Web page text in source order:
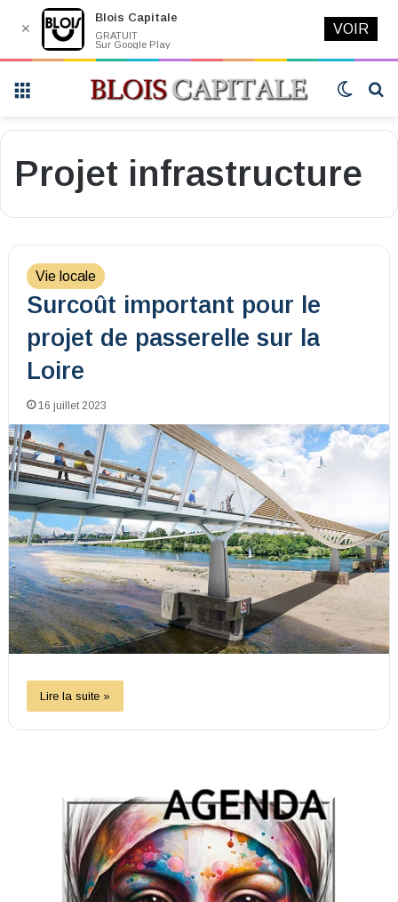
Switch
Projet infrastructure
Vie locale
Surcoût important pour le
projet de passerelle sur la
Loire
16 juillet 2023
Lire la suite »
✕
Blois Capitale
GRATUIT
Sur Google Play
VOIR